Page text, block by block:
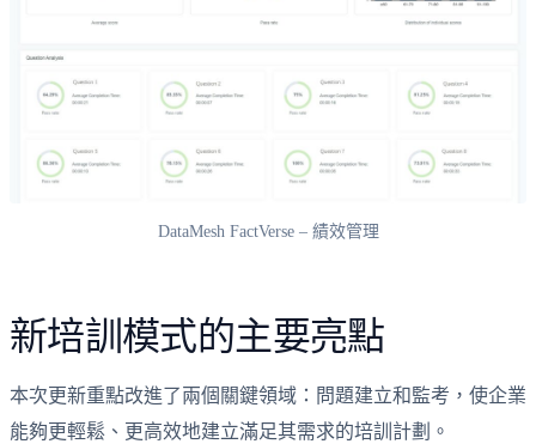
DataMesh FactVerse – 績效管理
新培訓模式的主要亮點
本次更新重點改進了兩個關鍵領域：問題建立和監考，使企業
能夠更輕鬆、更高效地建立滿足其需求的培訓計劃。